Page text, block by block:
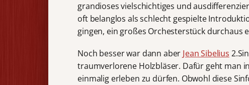
grandioses vielschichtiges und
oft belanglos als schlecht gespielte
gingen, ein großes Orchesterstück durchaus
Noch besser war dann aber Jean Sibelius
traumverlorene Holzbläser. Dafür geht man
einmalig erleben zu dürfen. Obwohl diese